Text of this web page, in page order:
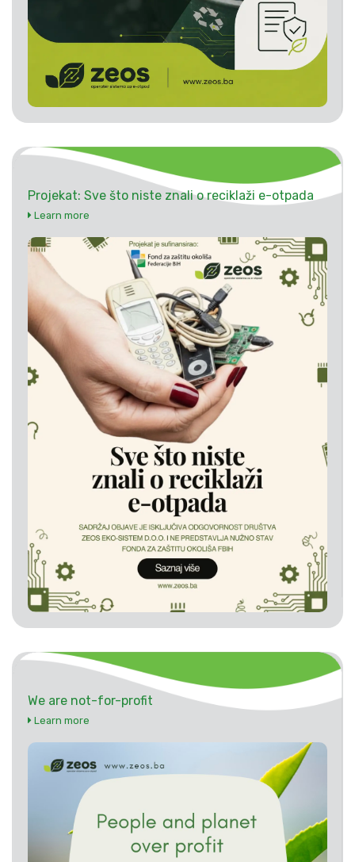
Projekat: Sve što niste znali o reciklaži e-otpada
Learn more
We are not-for-profit
Learn more